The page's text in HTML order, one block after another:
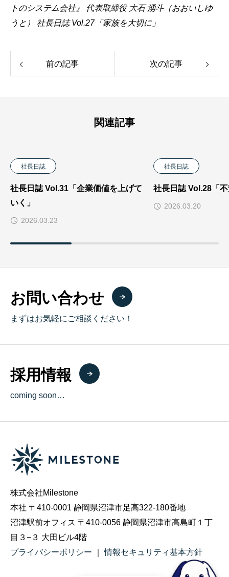
トのシステム会社』 代表取締役 大石 湧斗（おおいしゆ
うと）
社長日誌 Vol.27「家族を大切に」
前の記事 次の記事
関連記事
社長日誌
社長日誌 Vol.31「企業価値を上げて
いく」
2026.03.23
社長日誌
社長日誌 Vol.28「
2026.03.20
お問い合わせ
まずはお気軽にご相談ください！
採用情報
coming soon…
株式会社Milestone
本社 〒410-0001 静岡県沼津市足高322-180番地
沼津駅前オフィス 〒410-0056 静岡県沼津市高島町１丁
目３−３ 大田ビル4階
プライバシーポリシー ｜情報セキュリティ基本方針